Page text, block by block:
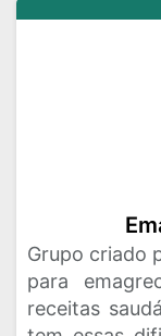
Grupo criado
para
receitas